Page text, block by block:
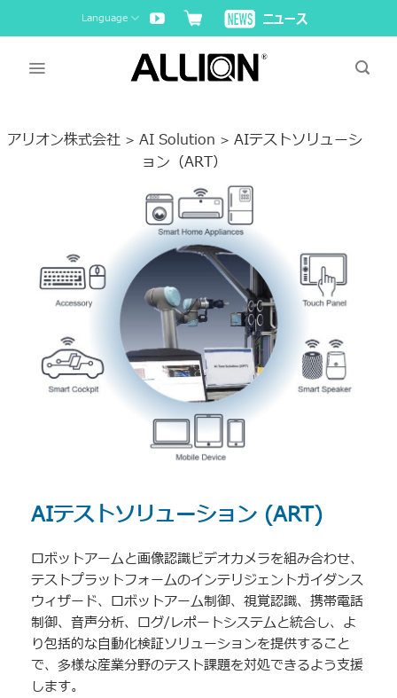
to
Language
アリオン株式会社> AI Solution > AIテストソリューシ
ョン（ART）
AIテストソリューション (ART)
ロボットアームと画像認識ビデオカメラを組み合わせ、
テストプラットフォームのインテリジェントガイダンス
ウィザード、ロボットアーム制御、視覚認識、携帯電話
制御、音声分析、ログ/レポートシステムと統合し、よ
り包括的な自動化検証ソリューションを提供すること
で、多様な産業分野のテスト課題を対処できるよう支援
します。